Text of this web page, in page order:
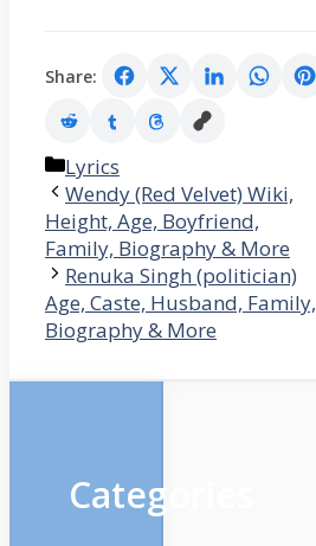
Share:
Categories
Lyrics
Wendy (Red Velvet) Wiki,
Height, Age, Boyfriend,
Family, Biography & More
Renuka Singh (politician)
Age, Caste, Husband, Family,
Biography & More
Categories